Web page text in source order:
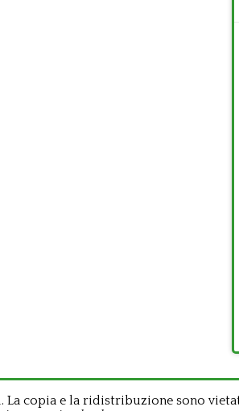
copia e la ridistribuzione sono